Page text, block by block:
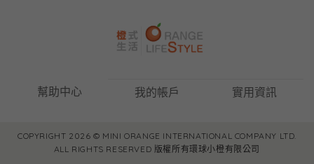
幫助中心 我的帳戶 實用資訊
COPYRIGHT 2026 © MINI ORANGE INTERNATIONAL COMPANY LTD.
ALL RIGHTS RESERVED 版權所有環球小橙有限公司